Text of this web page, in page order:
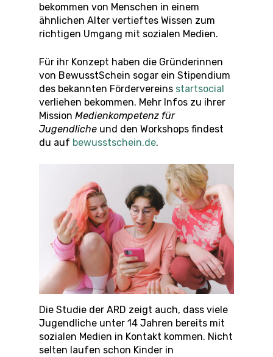
bekommen von Menschen in einem
ähnlichen Alter vertieftes Wissen zum
richtigen Umgang mit sozialen Medien.
Für ihr Konzept haben die Gründerinnen
von BewusstSchein sogar ein Stipendium
des bekannten Fördervereins startsocial
verliehen bekommen. Mehr Infos zu ihrer
MissionMedienkompetenz für
Jugendliche und den Workshops findest
du auf bewusstschein.de.
Die Studie der ARD zeigt auch, dass viele
Jugendliche unter 14 Jahren bereits mit
sozialen Medien in Kontakt kommen. Nicht
selten laufen schon Kinder in